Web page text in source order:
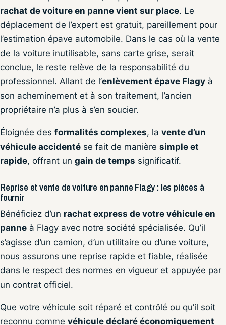
rachat de voiture en panne vient sur place. Le
déplacement de l’expert est gratuit, pareillement pour
l’estimation épave automobile. Dans le cas où la vente
de la voiture inutilisable, sans carte grise, serait
conclue, le reste relève de la responsabilité du
professionnel. Allant de l’enlèvement épave Flagy à
son acheminement et à son traitement, l’ancien
propriétaire n’a plus à s’en soucier.
Éloignée des formalités complexes, la vente d’un
véhicule accidenté se fait de manière simple et
rapide, offrant un gain de temps significatif.
Reprise et vente de voiture en panne Flagy : les pièces à
fournir
Bénéficiez d’un rachat express de votre véhicule en
panne à Flagy avec notre société spécialisée. Qu’il
s’agisse d’un camion, d’un utilitaire ou d’une voiture,
nous assurons une reprise rapide et fiable, réalisée
dans le respect des normes en vigueur et appuyée par
un contrat officiel.
Que votre véhicule soit réparé et contrôlé ou qu’il soit
reconnu comme véhicule déclaré économiquement